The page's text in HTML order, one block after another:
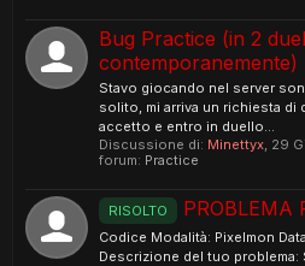
Bug Practice (in 2
contemporanemente)
Stavo giocando nel server
solito, mi arriva un richiesta di
accetto e entro in duello...
Discussione di: Minettyx, 29
forum: Practice
RISOLTO PROBLEMA
Codice Modalità: Pixelmon
Descrizione del tuo